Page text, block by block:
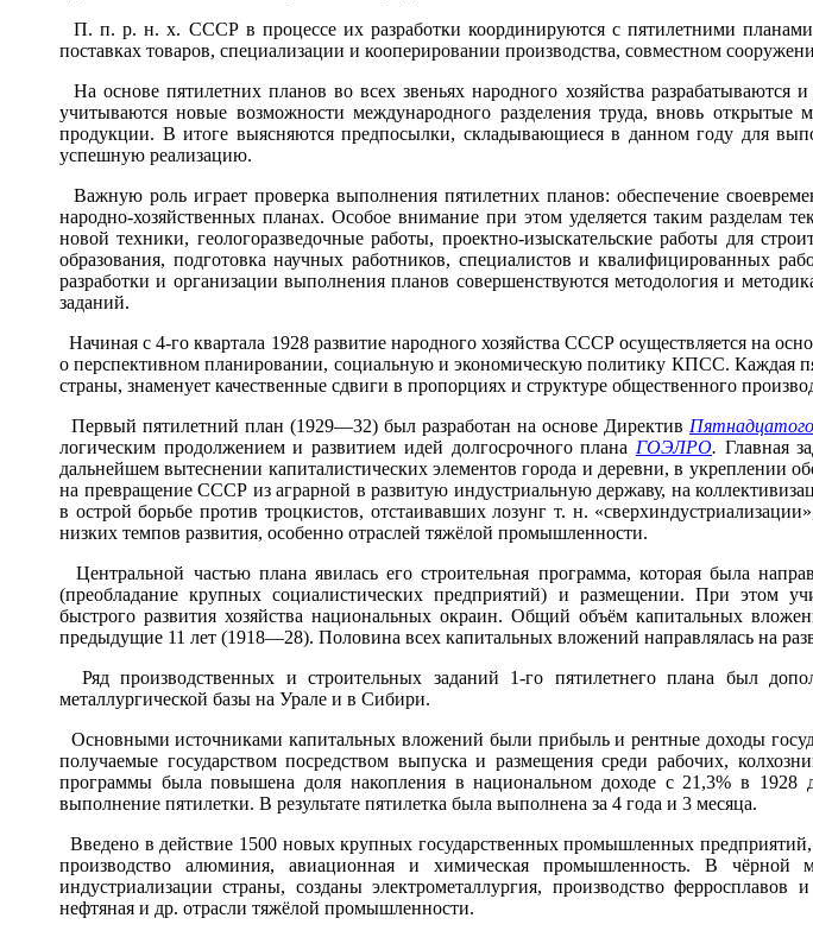
П. п. р. н. х. СССР в процессе их разработки координируются с пятилетними
поставках товаров, специализации и кооперировании производства, совместном
На основе пятилетних планов во всех звеньях народного хозяйства
учитываются новые возможности международного разделения труда, вновь
продукции. В итоге выясняются предпосылки, складывающиеся в данном году для
успешную реализацию.
Важную роль играет проверка выполнения пятилетних планов: обеспечение
народно-хозяйственных планах. Особое внимание при этом уделяется таким разделам
новой техники, геологоразведочные работы, проектно-изыскательские работы для
образования, подготовка научных работников, специалистов и квалифицированных
разработки и организации выполнения планов совершенствуются методология и
заданий.
Начиная с 4-го квартала 1928 развитие народного хозяйства СССР осуществляется на
о перспективном планировании, социальную и экономическую политику КПСС. Каждая
страны, знаменует качественные сдвиги в пропорциях и структуре общественного
Первый пятилетний план (1929—32) был разработан на основе Директив
логическим продолжением и развитием идей долгосрочного плана ГОЭЛРО. Главная
дальнейшем вытеснении капиталистических элементов города и деревни, в укреплении
на превращение СССР из аграрной в развитую индустриальную державу, на
в острой борьбе против троцкистов, отстаивавших лозунг т. н.
низких темпов развития, особенно отраслей тяжёлой промышленности.
Центральной частью плана явилась его строительная программа, которая была
(преобладание крупных социалистических предприятий) и размещении. При этом
быстрого развития хозяйства национальных окраин. Общий объём капитальных
предыдущие 11 лет (1918—28). Половина всех капитальных вложений направлялась на
Ряд производственных и строительных заданий 1-го пятилетнего плана был
металлургической базы на Урале и в Сибири.
Основными источниками капитальных вложений были прибыль и рентные доходы
получаемые государством посредством выпуска и размещения среди рабочих,
программы была повышена доля накопления в национальном доходе с 21,3% в 1928
выполнение пятилетки. В результате пятилетка была выполнена за 4 года и 3 месяца.
Введено в действие 1500 новых крупных государственных промышленных предприятий,
производство алюминия, авиационная и химическая промышленность. В
индустриализации страны, созданы электрометаллургия, производство
нефтяная и др. отрасли тяжёлой промышленности.